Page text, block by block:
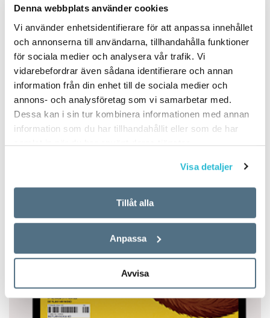
Denna webbplats använder cookies
Vi använder enhetsidentifierare för att anpassa innehållet
och annonserna till användarna, tillhandahålla funktioner
för sociala medier och analysera vår trafik. Vi
vidarebefordrar även sådana identifierare och annan
information från din enhet till de sociala medier och
annons- och analysföretag som vi samarbetar med.
Dessa kan i sin tur kombinera informationen med annan
information som du har tillhandahållit eller som de har
samlat in när du har använt deras tjänster.
Visa detaljer
Tillåt alla
Anpassa
Avvisa